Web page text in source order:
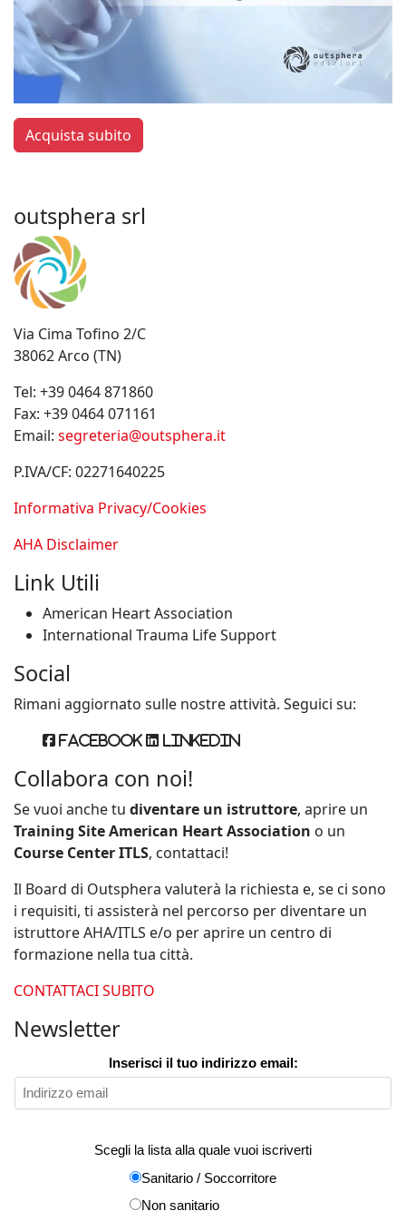
Acquista subito
outsphera srl
Via Cima Tofino 2/C
38062 Arco (TN)
Tel: +39 0464 871860
Fax: +39 0464 071161
Email: segreteria@outsphera.it
P.IVA/CF: 02271640225
Informativa Privacy/Cookies
AHA Disclaimer
Link Utili
American Heart Association
International Trauma Life Support
Social
Rimani aggiornato sulle nostre attività. Seguici su:
Facebook Linkedin
Collabora con noi!
Se vuoi anche tu diventare un istruttore, aprire un
Training Site American Heart Association o un
Course Center ITLS, contattaci!
Il Board di Outsphera valuterà la richiesta e, se ci sono
i requisiti, ti assisterà nel percorso per diventare un
istruttore AHA/ITLS e/o per aprire un centro di
formazione nella tua città.
CONTATTACI SUBITO
Newsletter
Inserisci il tuo indirizzo email:
Scegli la lista alla quale vuoi iscriverti
Sanitario / Soccorritore
Non sanitario